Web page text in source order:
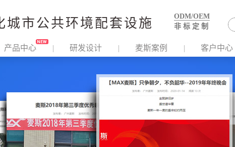
城市公共环境配套设施
ODM/OEM
非 标 定 制
产品中心 研发设计 麦斯案例 客户中心